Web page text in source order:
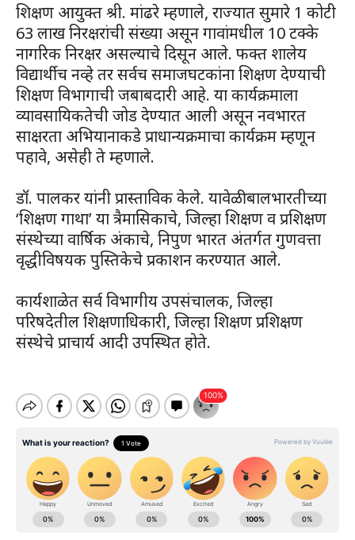
शिक्षण आयुक्त श्री. मांढरे म्हणाले, राज्यात सुमारे 1 कोटी
63 लाख निरक्षरांची संख्या असून गावांमधील 10 टक्के
नागरिक निरक्षर असल्याचे दिसून आले. फक्त शालेय
विद्यार्थीच नव्हे तर सर्वच समाजघटकांना शिक्षण देण्याची
शिक्षण विभागाची जबाबदारी आहे. या कार्यक्रमाला
व्यावसायिकतेची जोड देण्यात आली असून नवभारत
साक्षरता अभियानाकडे प्राधान्यक्रमाचा कार्यक्रम म्हणून
पहावे, असेही ते म्हणाले.
डॉ. पालकर यांनी प्रास्ताविक केले. यावेळी बालभारतीच्या
‘शिक्षण गाथा’ या त्रैमासिकाचे, जिल्हा शिक्षण व प्रशिक्षण
संस्थेच्या वार्षिक अंकाचे, निपुण भारत अंतर्गत गुणवत्ता
वृद्धीविषयक पुस्तिकेचे प्रकाशन करण्यात आले.
कार्यशाळेत सर्व विभागीय उपसंचालक, जिल्हा
परिषदेतील शिक्षणाधिकारी, जिल्हा शिक्षण प्रशिक्षण
संस्थेचे प्राचार्य आदी उपस्थित होते.